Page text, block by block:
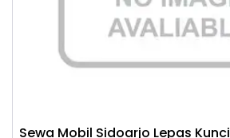
Sewa Mobil Sidoarjo Lepas Kunci